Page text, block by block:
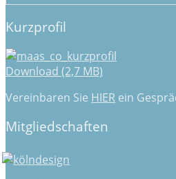
Kurzprofil
Download (2,7 MB)
Vereinbaren Sie HIER ein
Mitgliedschaften